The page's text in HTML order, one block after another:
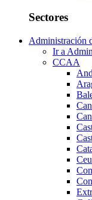
Sectores
Administración
Ir a
CCAA